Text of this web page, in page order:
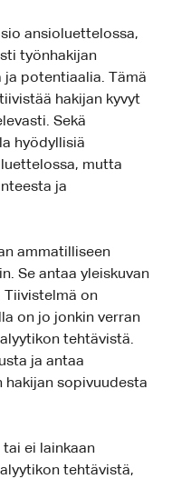
ansioluettelossa,
työnhakijan
potentiaalia. Tämä
hakijan kyvyt
Sekä
hyödyllisiä
mutta
ja
ammatilliseen
Se antaa yleiskuvan
Tiivistelmä on
on jo jonkin verran
tehtävistä.
ja antaa
hakijan sopivuudesta
tai ei lainkaan
tehtävistä,